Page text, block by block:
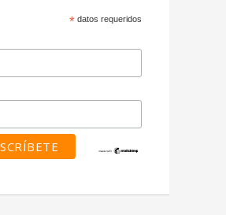
* datos requeridos